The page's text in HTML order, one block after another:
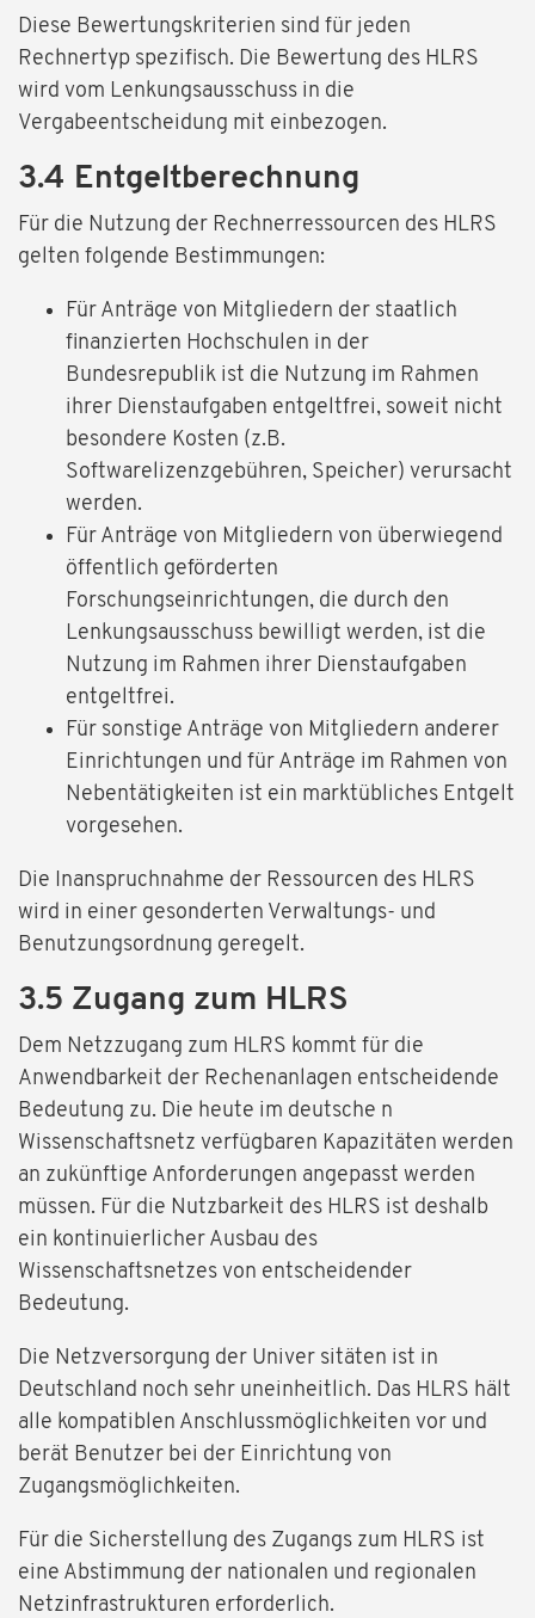
Diese Bewertungskriterien sind für jeden
Rechnertyp spezifisch. Die Bewertung des HLRS
wird vom Lenkungsausschuss in die
Vergabeentscheidung mit einbezogen.
3.4 Entgeltberechnung
Für die Nutzung der Rechnerressourcen des HLRS
gelten folgende Bestimmungen:
Für Anträge von Mitgliedern der staatlich
finanzierten Hochschulen in der
Bundesrepublik ist die Nutzung im Rahmen
ihrer Dienstaufgaben entgeltfrei, soweit nicht
besondere Kosten (z.B.
Softwarelizenzgebühren, Speicher) verursacht
werden.
Für Anträge von Mitgliedern von überwiegend
öffentlich geförderten
Forschungseinrichtungen, die durch den
Lenkungsausschuss bewilligt werden, ist die
Nutzung im Rahmen ihrer Dienstaufgaben
entgeltfrei.
Für sonstige Anträge von Mitgliedern anderer
Einrichtungen und für Anträge im Rahmen von
Nebentätigkeiten ist ein marktübliches Entgelt
vorgesehen.
Die Inanspruchnahme der Ressourcen des HLRS
wird in einer gesonderten Verwaltungs- und
Benutzungsordnung geregelt.
3.5 Zugang zum HLRS
Dem Netzzugang zum HLRS kommt für die
Anwendbarkeit der Rechenanlagen entscheidende
Bedeutung zu. Die heute im deutsche n
Wissenschaftsnetz verfügbaren Kapazitäten werden
an zukünftige Anforderungen angepasst werden
müssen. Für die Nutzbarkeit des HLRS ist deshalb
ein kontinuierlicher Ausbau des
Wissenschaftsnetzes von entscheidender
Bedeutung.
Die Netzversorgung der Univer sitäten ist in
Deutschland noch sehr uneinheitlich. Das HLRS hält
alle kompatiblen Anschlussmöglichkeiten vor und
berät Benutzer bei der Einrichtung von
Zugangsmöglichkeiten.
Für die Sicherstellung des Zugangs zum HLRS ist
eine Abstimmung der nationalen und regionalen
Netzinfrastrukturen erforderlich.